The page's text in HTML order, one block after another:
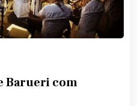
Barueri com